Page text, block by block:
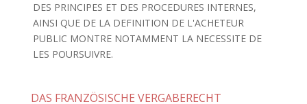
DES PRINCIPES ET DES PROCEDURES INTERNES,
AINSI QUE DE LA DEFINITION DE L'ACHETEUR
PUBLIC MONTRE NOTAMMENT LA NECESSITE DE
LES POURSUIVRE.
DAS FRANZÖSISCHE VERGABERECHT